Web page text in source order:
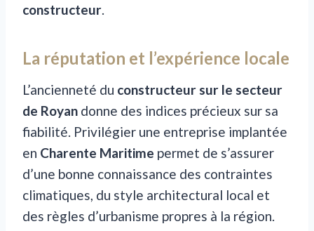
constructeur.
La réputation et l’expérience locale
L’ancienneté du constructeur sur le secteur
de Royan donne des indices précieux sur sa
fiabilité. Privilégier une entreprise implantée
en Charente Maritime permet de s’assurer
d’une bonne connaissance des contraintes
climatiques, du style architectural local et
des règles d’urbanisme propres à la région.